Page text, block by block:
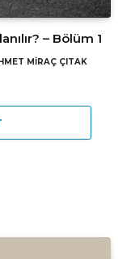
– Bölüm 1
MIRAÇ ÇITAK